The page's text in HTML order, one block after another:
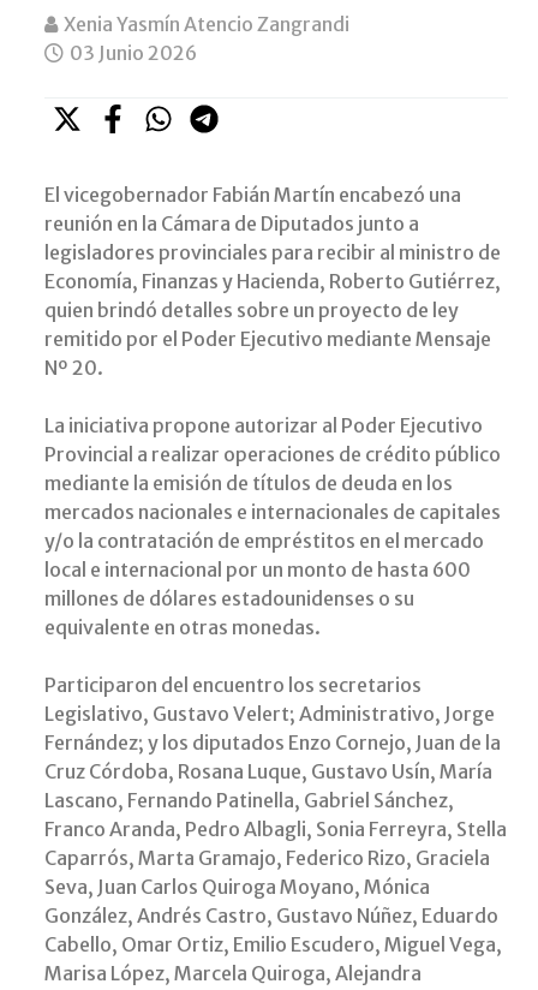
Xenia Yasmín Atencio Zangrandi
03 Junio 2026
El vicegobernador Fabián Martín encabezó una
reunión en la Cámara de Diputados junto a
legisladores provinciales para recibir al ministro de
Economía, Finanzas y Hacienda, Roberto Gutiérrez,
quien brindó detalles sobre un proyecto de ley
remitido por el Poder Ejecutivo mediante Mensaje
Nº 20.
La iniciativa propone autorizar al Poder Ejecutivo
Provincial a realizar operaciones de crédito público
mediante la emisión de títulos de deuda en los
mercados nacionales e internacionales de capitales
y/o la contratación de empréstitos en el mercado
local e internacional por un monto de hasta 600
millones de dólares estadounidenses o su
equivalente en otras monedas.
Participaron del encuentro los secretarios
Legislativo, Gustavo Velert; Administrativo, Jorge
Fernández; y los diputados Enzo Cornejo, Juan de la
Cruz Córdoba, Rosana Luque, Gustavo Usín, María
Lascano, Fernando Patinella, Gabriel Sánchez,
Franco Aranda, Pedro Albagli, Sonia Ferreyra, Stella
Caparrós, Marta Gramajo, Federico Rizo, Graciela
Seva, Juan Carlos Quiroga Moyano, Mónica
González, Andrés Castro, Gustavo Núñez, Eduardo
Cabello, Omar Ortiz, Emilio Escudero, Miguel Vega,
Marisa López, Marcela Quiroga, Alejandra